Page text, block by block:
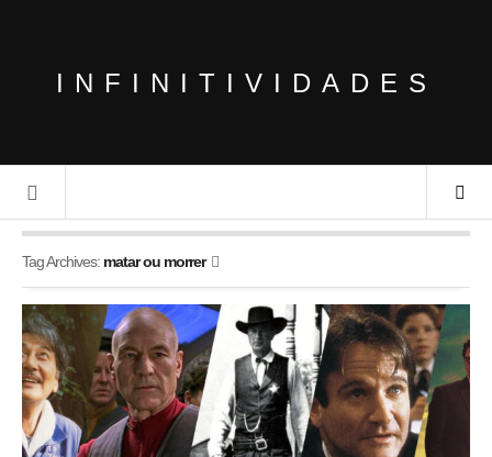
INFINITIVIDADES
Tag Archives: matar ou morrer